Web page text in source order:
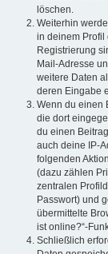
löschen.
Weiterhin
in deinem Profil
Registrierung
Mail-Adresse
weitere Daten
deren Eingabe
Wenn du einen
die dort
du einen
auch deine IP-
folgenden
(dazu zählen
zentralen
Passwort) und
übermittelte
ist online?“-
Schließlich